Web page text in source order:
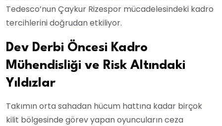
Tedesco’nun Çaykur Rizespor mücadelesindeki kadro
tercihlerini doğrudan etkiliyor.
Dev Derbi Öncesi Kadro
Mühendisliği ve Risk Altındaki
Yıldızlar
Takımın orta sahadan hücum hattına kadar birçok
kilit bölgesinde görev yapan oyuncuların ceza